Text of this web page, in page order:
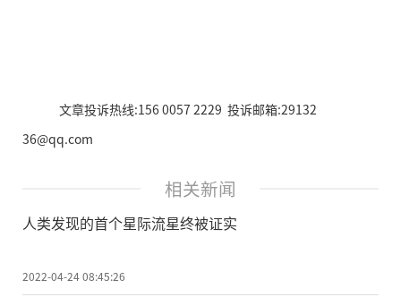
文章投诉热线:156 0057 2229 投诉邮箱:29132
36@qq.com
相关新闻
人类发现的首个星际流星终被证实
2022-04-24 08:45:26